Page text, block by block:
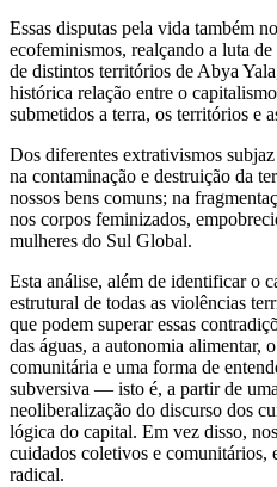
Essas disputas pela vida também
ecofeminismos, realçando a luta
de distintos territórios de Abya
histórica relação entre o
submetidos a terra, os territórios e
Dos diferentes extrativismos
na contaminação e destruição da
nossos bens comuns; na
nos corpos feminizados,
mulheres do Sul Global.
Esta análise, além de identificar o
estrutural de todas as violências
que podem superar essas
das águas, a autonomia alimentar,
comunitária e uma forma de
subversiva — isto é, a partir de
neoliberalização do discurso dos
lógica do capital. Em vez disso,
cuidados coletivos e comunitários,
radical.